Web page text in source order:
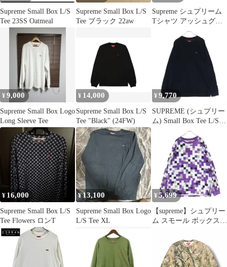
Supreme Small Box L/S
Tee 23SS Oatmeal
Supreme Small Box L/S
Tee ブラック 22aw
Supreme シュプリーム
Tシャツ アッシュグレ
ー XL 25AW スモール
ボックスロゴ ロングス
リーブTシャツ Small
Box L/S Tee トップス
カットソー 長袖【メン
ズ】【中古】
¥9,000
Supreme Small Box Logo
Long Sleeve Tee
¥ 14,000
Supreme Small Box L/S
Tee "Black" (24FW)
¥ 9,770
SUPREME (シュプリー
ム) Small Box Tee L/S
スモールボックスロゴ
長袖カットソー ブラッ
¥ 16,000
Supreme Small Box L/S
Tee Flowers ロンT
¥13,100
Supreme Small Box Logo
L/S Tee XL
¥5,699
【supreme】シュプリー
ム スモール ボックス